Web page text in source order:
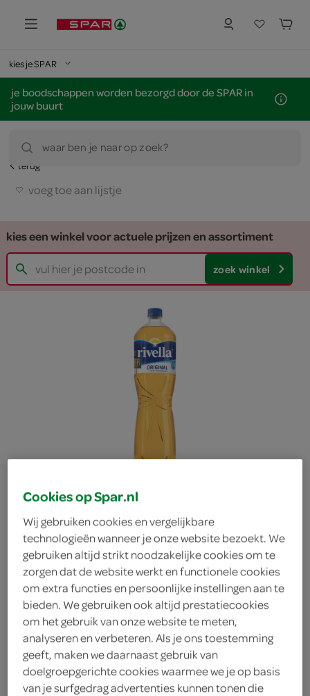
kies je SPAR
je boodschappen worden bezorgd door de SPAR in
jouw buurt
waar ben je naar op zoek?
terug
voeg toe aan lijstje
kies een winkel voor actuele prijzen en assortiment
zoek winkel
Rivella original
Rivella
3.
39
1.5 Liter
Cookies op Spar.nl
Wij gebruiken cookies en vergelijkbare
technologieën wanneer je onze website bezoekt. We
gebruiken altijd strikt noodzakelijke cookies om te
zorgen dat de website werkt en functionele cookies
om extra functies en persoonlijke instellingen aan te
bieden. We gebruiken ook altijd prestatiecookies
om het gebruik van onze website te meten,
analyseren en verbeteren. Als je ons toestemming
geeft, maken we daarnaast gebruik van
doelgroepgerichte cookies waarmee we je op basis
van je surfgedrag advertenties kunnen tonen die